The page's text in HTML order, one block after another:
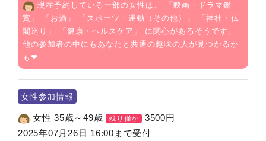
現在予約している一部の女性は、 「 映画・ドラマ鑑
賞 」 「 お酒 」 「 スポーツ・運動（その他） 」 「 神社・仏
閣巡り 」 「 健康・ヘルスケア 」 に関心があるそうです。
他の参加者の中にもあなたと共通の趣味の人が見つかるか
も❤
女性参加情報
女性 35歳～49歳 残り僅か 3500円
2025年07月26日 16:00まで受付